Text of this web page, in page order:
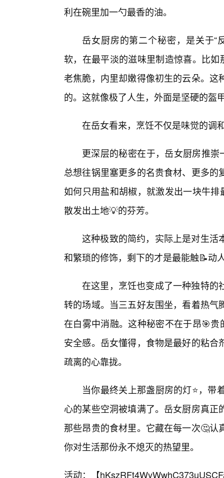
利在碗里加一勺最香的油。
岳女厨房的第二个秘密，是关于“
软，在最平淡的滋味里制造惊喜。比
老焦脆，内里却嫩得像初生的云朵。
的。这就像极了人生，外面是坚硬的盔
在岳女看来，烹饪不仅是味觉的调
更深层的秘密在于，岳女厨房推崇
总想往锅里塞更多的名贵食材、更多
如何只用盐和胡椒，就激发出一块牛
散发出土地💡的芬芳。
这种极致的简约，实际上是对生活
和繁琐的修饰，剩下的才是最能触📝动
在这里，烹饪也变成了一种独特的
转的场域。当三五好友围坐，看着热
在白雾中消融。这种秘密不在于昂🎯
安全感。岳女懂得，食物是最好的粘
疏离的心靠拢。
当你最终关上那盏厨房的灯⭐，
心的某些空洞被填满了。岳女厨房真
那些昂贵的食材里。它藏在每一次🤔
你对生活那份永不熄灭的热望里。
活动：【